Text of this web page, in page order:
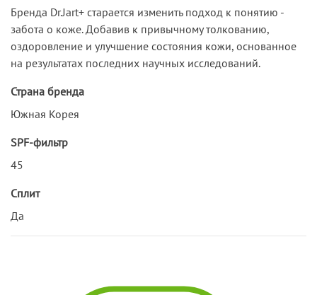
Бренда Dr.Jart+ старается изменить подход к понятию -
забота о коже. Добавив к привычному толкованию,
оздоровление и улучшение состояния кожи, основанное
на результатах последних научных исследований.
Страна бренда
Южная Корея
SPF-фильтр
45
Сплит
Да